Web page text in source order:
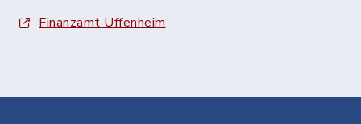
Finanzamt Uffenheim